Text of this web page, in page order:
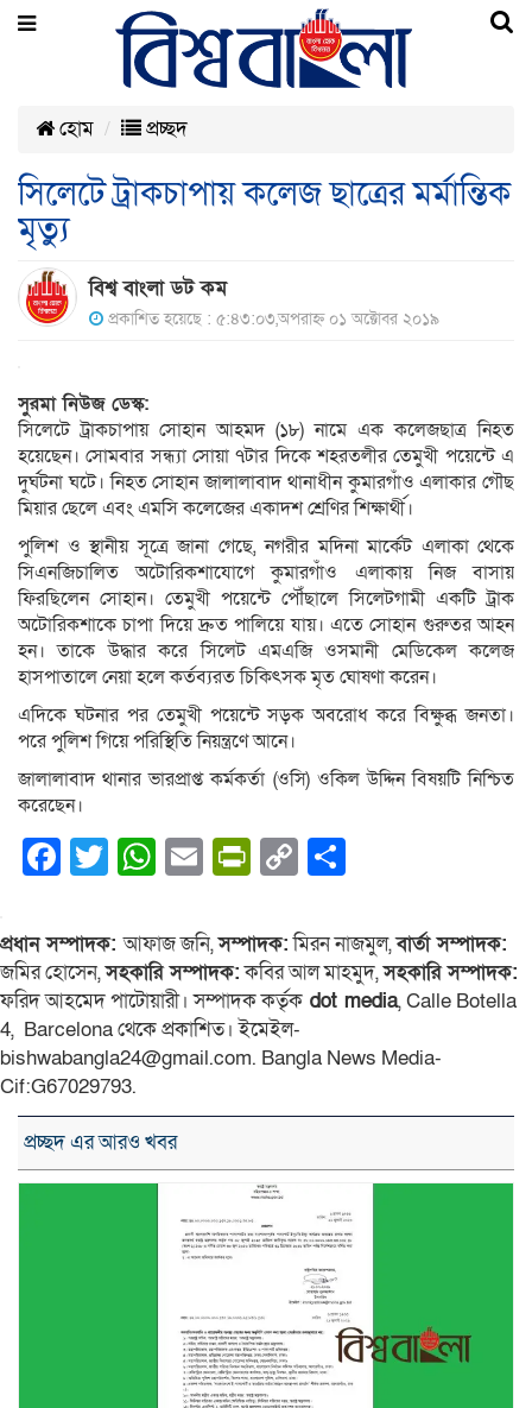
হোম প্রচ্ছদ
সিলেটে ট্রাকচাপায় কলেজ ছাত্রের মর্মান্তিক
মৃত্যু
বিশ্ব বাংলা ডট কম
প্রকাশিত হয়েছে : ৫:৪৩:০৩,অপরাহ্ন ০১ অক্টোবর ২০১৯
সুরমা নিউজ ডেস্ক:
সিলেটে ট্রাকচাপায় সোহান আহমদ (১৮) নামে এক কলেজছাত্র নিহত
হয়েছেন। সোমবার সন্ধ্যা সোয়া ৭টার দিকে শহরতলীর তেমুখী পয়েন্টে এ
দুর্ঘটনা ঘটে। নিহত সোহান জালালাবাদ থানাধীন কুমারগাঁও এলাকার গৌছ
মিয়ার ছেলে এবং এমসি কলেজের একাদশ শ্রেণির শিক্ষার্থী।
পুলিশ ও স্থানীয় সূত্রে জানা গেছে, নগরীর মদিনা মার্কেট এলাকা থেকে
সিএনজিচালিত অটোরিকশাযোগে কুমারগাঁও এলাকায় নিজ বাসায়
ফিরছিলেন সোহান। তেমুখী পয়েন্টে পৌঁছালে সিলেটগামী একটি ট্রাক
অটোরিকশাকে চাপা দিয়ে দ্রুত পালিয়ে যায়। এতে সোহান গুরুতর আহন
হন। তাকে উদ্ধার করে সিলেট এমএজি ওসমানী মেডিকেল কলেজ
হাসপাতালে নেয়া হলে কর্তব্যরত চিকিৎসক মৃত ঘোষণা করেন।
এদিকে ঘটনার পর তেমুখী পয়েন্টে সড়ক অবরোধ করে বিক্ষুব্ধ জনতা।
পরে পুলিশ গিয়ে পরিস্থিতি নিয়ন্ত্রণে আনে।
জালালাবাদ থানার ভারপ্রাপ্ত কর্মকর্তা (ওসি) ওকিল উদ্দিন বিষয়টি নিশ্চিত
করেছেন।
Facebook
Twitter
WhatsApp
EmailPrintFriendly
Copy
প্রধান সম্পাদক:আফাজ জনি,সম্পাদক:মিরন নাজমুল,বার্তা সম্পাদক:
জমির হোসেন,সহকারি সম্পাদক:কবির আল মাহমুদ,সহকারি সম্পাদক:
ফরিদ আহমেদ পাটোয়ারী। সম্পাদক কর্তৃক dot media, Calle Botella
4, Barcelona থেকে প্রকাশিত। ইমেইল-
bishwabangla24@gmail.com. Bangla News Media-
Cif:G67029793.
প্রচ্ছদ এর আরও খবর